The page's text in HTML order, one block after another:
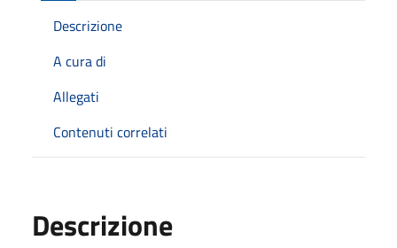
Descrizione
A cura di
Allegati
Contenuti correlati
Descrizione